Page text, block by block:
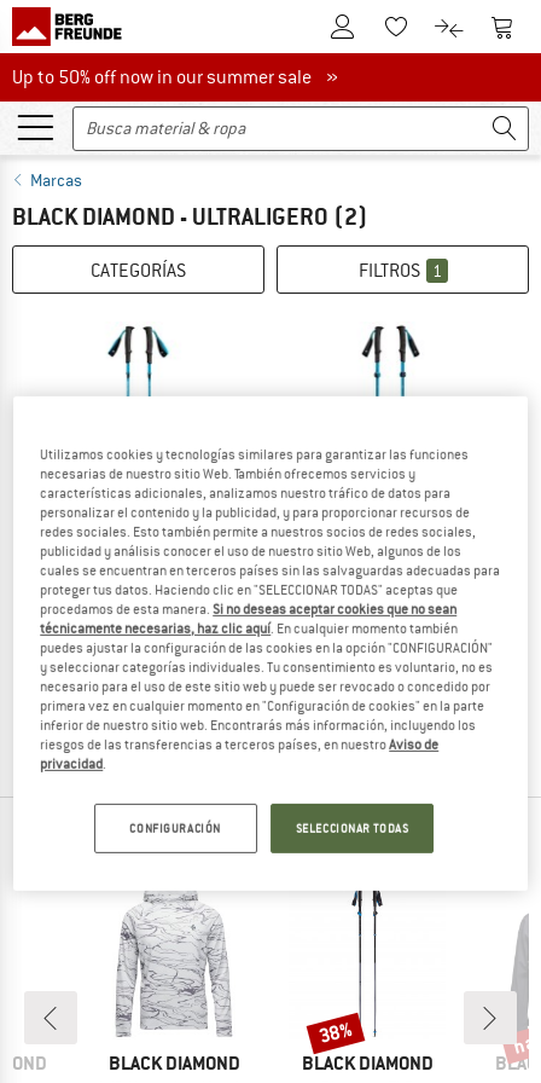
A la cuenta de cliente
A la lista de
A la A la
Up to 50% off now in our summer sale
Up to 50% off now in our summer sale »
Marcas
BLACK DIAMOND - ULTRALIGERO (2)
CATEGORÍAS FILTROS 1
BLACK DIAMOND
Distance Carbon Z Poles
Bastones de trail running
159,95 €
4,3(6)
BLACK DIAMOND
Distance Carbon FLZ Poles
Bastones de trail running
189,95 €
5,0(5)
PRODUCTOS TOP DE TUS MARCAS FAVORITAS
MARCA
BLACK DIAMOND MARCA
BLACK DIAMOND
Descuento
38%
Utilizamos cookies y tecnologías similares para garantizar las funciones
necesarias de nuestro sitio Web. También ofrecemos servicios y
características adicionales, analizamos nuestro tráfico de datos para
personalizar el contenido y la publicidad, y para proporcionar recursos de
redes sociales. Esto también permite a nuestros socios de redes sociales,
publicidad y análisis conocer el uso de nuestro sitio Web, algunos de los
cuales se encuentran en terceros países sin las salvaguardas adecuadas para
proteger tus datos. Haciendo clic en "SELECCIONAR TODAS" aceptas que
procedamos de esta manera.Si no deseas aceptar cookies que no sean
técnicamente necesarias, haz clic aquí. En cualquier momento también
puedes ajustar la configuración de las cookies en la opción "CONFIGURACIÓN"
y seleccionar categorías individuales. Tu consentimiento es voluntario, no es
necesario para el uso de este sitio web y puede ser revocado o concedido por
primera vez en cualquier momento en "Configuración de cookies" en la parte
inferior de nuestro sitio web. Encontrarás más información, incluyendo los
riesgos de las transferencias a terceros países, en nuestroAviso de
privacidad
CONFIGURACIÓN SELECCIONAR TODAS